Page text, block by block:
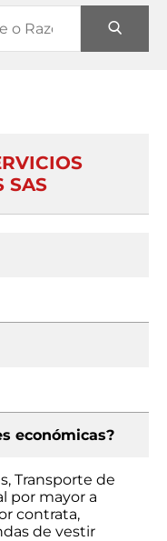
SAS
económicas?
Transporte de
por mayor a
contrata,
de vestir